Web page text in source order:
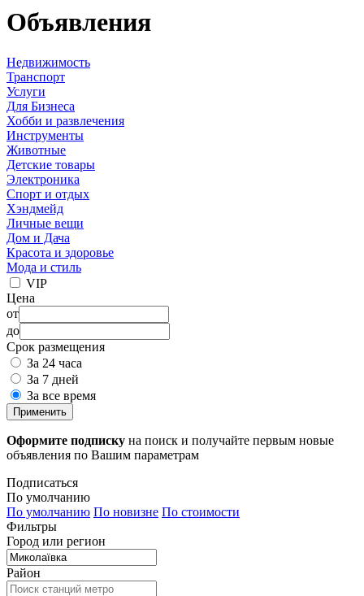
Объявления
Недвижимость
Транспорт
Услуги
Для Бизнеса
Хобби и развлечения
Инструменты
Животные
Детские товары
Электроника
Спорт и отдых
Хэндмейд
Личные вещи
Дом и Дача
Красота и здоровье
Мода и стиль
VIP
Цена
от
до
Срок размещения
За 24 часа
За 7 дней
За все время
Применить
Оформите подписку на поиск и получайте первым новые
объявления по Вашим параметрам
Подписаться
По умолчанию
По умолчанию По новизне По стоимости
Фильтры
Город или регион
Район